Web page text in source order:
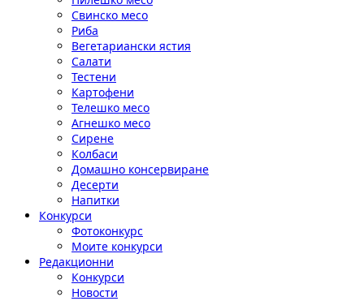
Свинско месо
Риба
Вегетариански ястия
Салати
Тестени
Картофени
Телешко месо
Агнешко месо
Сирене
Колбаси
Домашно консервиране
Десерти
Напитки
Конкурси
Фотоконкурс
Моите конкурси
Редакционни
Конкурси
Новости